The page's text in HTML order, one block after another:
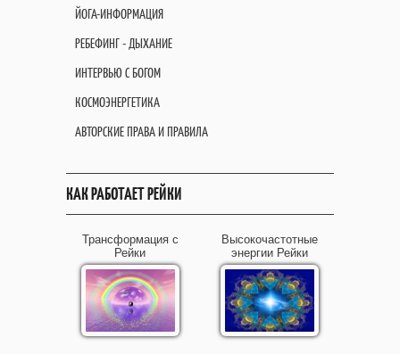
ЙОГА-ИНФОРМАЦИЯ
РЕБЕФИНГ - ДЫХАНИЕ
ИНТЕРВЬЮ С БОГОМ
КОСМОЭНЕРГЕТИКА
АВТОРСКИЕ ПРАВА И ПРАВИЛА
КАК РАБОТАЕТ РЕЙКИ
Трансформация с
Рейки
Высокочастотные
энергии Рейки